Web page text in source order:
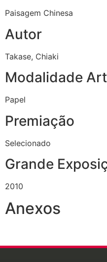
Paisagem Chinesa
Autor
Takase, Chiaki
Modalidade
Papel
Premiação
Selecionado
Grande
2010
Anexos